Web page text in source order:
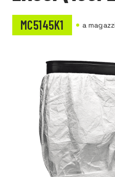
MC5145K1 a